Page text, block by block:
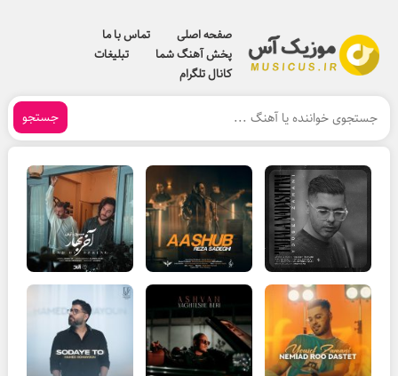
صفحه اصلی
تماس با ما
پخش آهنگ شما
تبلیغات
کانال تلگرام
جستجو